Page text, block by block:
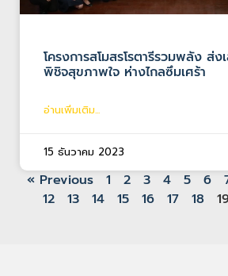
โครงการสโมสรโรตารีรวมพลัง ส่
พิชิจสุขภาพใจ ห่างไกลซึมเศร้า
อ่านเพิ่มเติม...
15 ธันวาคม 2023
« Previous 1 2 3 4 5 6
12
13 14 15 16 17 18